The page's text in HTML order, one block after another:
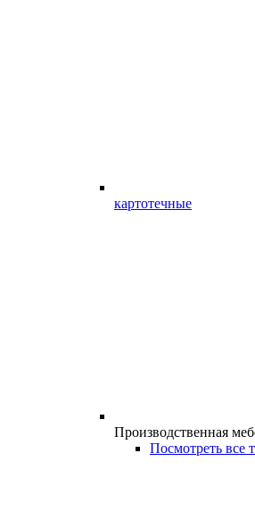
картотечные
Производственная
Посмотреть все